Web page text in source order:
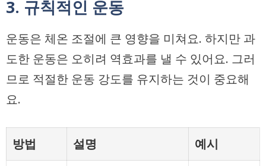
3. 규칙적인 운동
운동은 체온 조절에 큰 영향을 미쳐요. 하지만 과
도한 운동은 오히려 역효과를 낼 수 있어요. 그러
므로 적절한 운동 강도를 유지하는 것이 중요해
요.
방법 설명 예시